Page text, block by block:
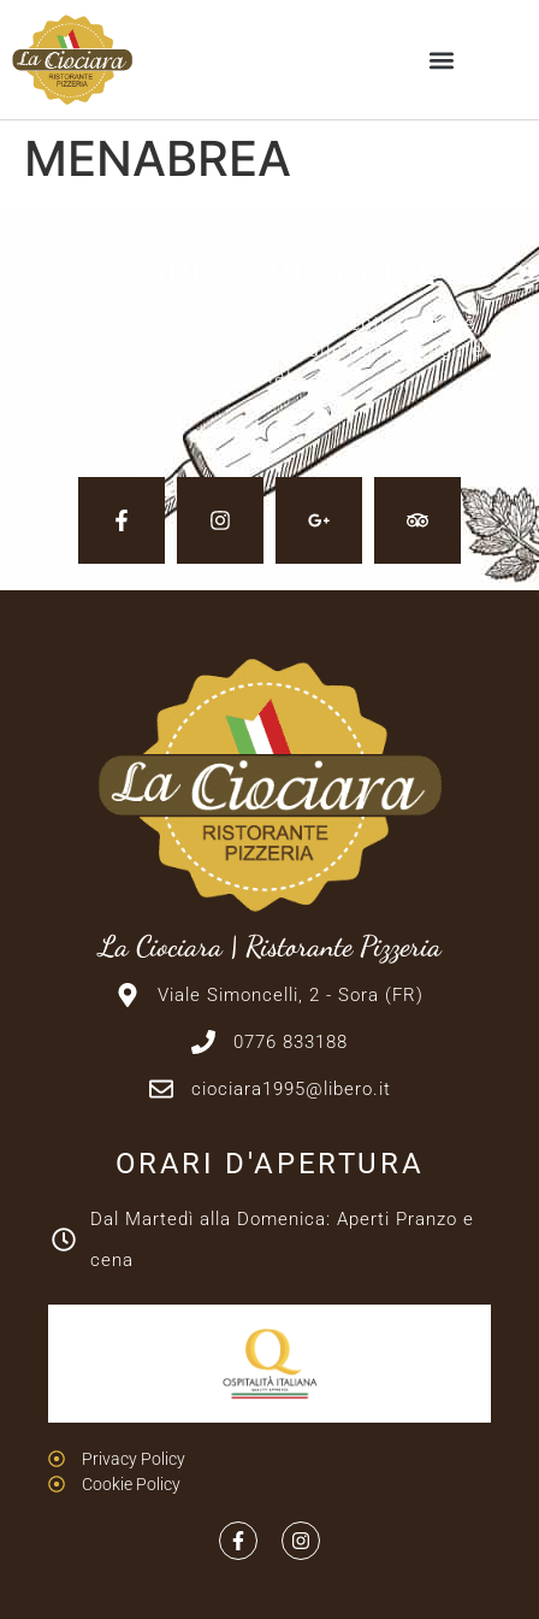
MENABREA
SEGUICI SUI SOCIAL
Vuoi restare aggiornato su eventi, ricette e
nuove pietanze? Seguici sulle nostre pagine
social.
La Ciociara | Ristorante Pizzeria
Viale Simoncelli, 2 - Sora (FR)
0776 833188
ciociara1995@libero.it
ORARI D'APERTURA
Dal Martedì alla Domenica: Aperti Pranzo e
cena
Privacy Policy
Cookie Policy